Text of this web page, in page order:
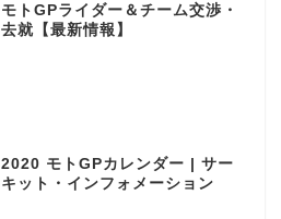
モトGPライダー＆チーム交渉・
去就【最新情報】
2020 モトGPカレンダー | サー
キット・インフォメーション